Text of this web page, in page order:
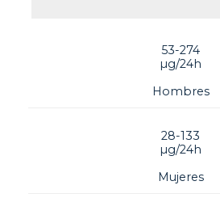
53-274
µg/24h
Hombres
28-133
µg/24h
Mujeres